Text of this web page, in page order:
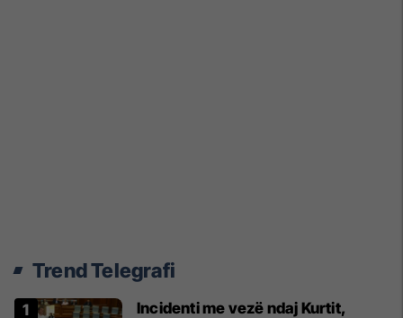
Trend Telegrafi
Incidenti me vezë ndaj Kurtit,